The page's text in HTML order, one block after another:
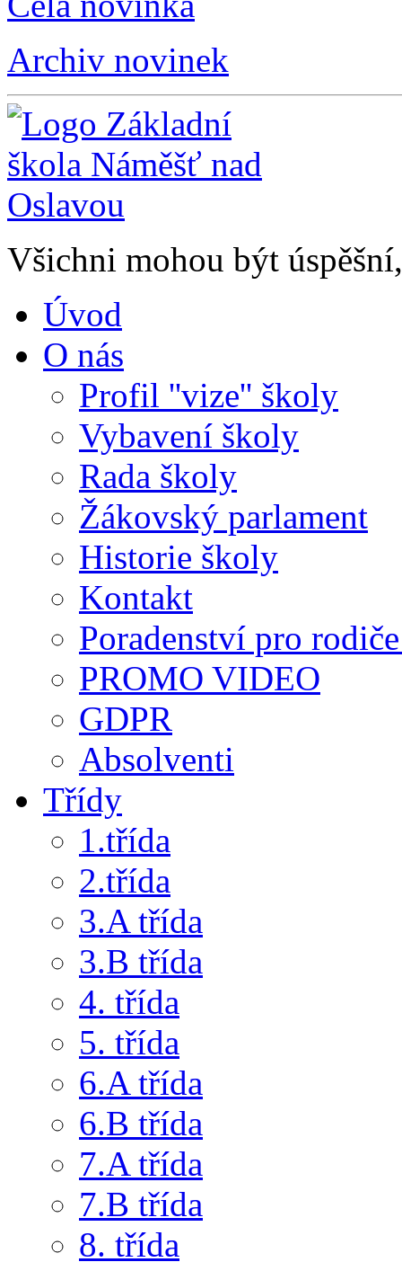
Archiv novinek
Všichni mohou být
Úvod
O nás
Profil ''vize'' školy
Vybavení školy
Rada školy
Žákovský parlament
Historie školy
Kontakt
Poradenství pro
PROMO VIDEO
GDPR
Absolventi
Třídy
1.třída
2.třída
3.A třída
3.B třída
4. třída
5. třída
6.A třída
6.B třída
7.A třída
7.B třída
8. třída